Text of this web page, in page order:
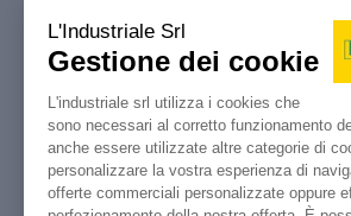
Industriale.it
Il tuo portale di riferimento per
compravendita, aste e liquidazioni di
macchine utensili e macchinari
industriali.